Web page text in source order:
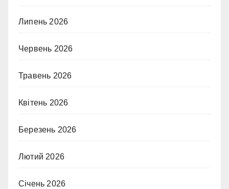
Липень 2026
Червень 2026
Травень 2026
Квітень 2026
Березень 2026
Лютий 2026
Січень 2026